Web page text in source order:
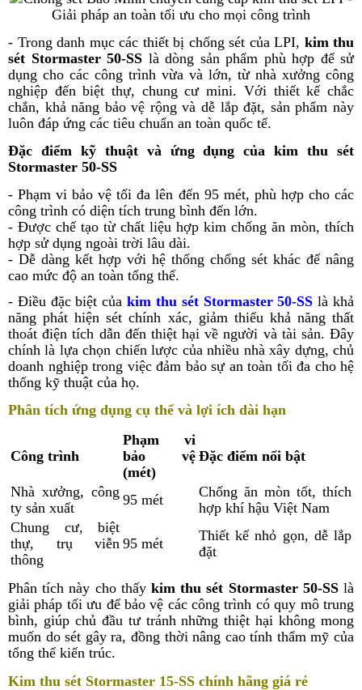
- Trong danh mục các thiết bị chống sét của LPI, kim thu
sét Stormaster 50-SS là dòng sản phẩm phù hợp để sử
dụng cho các công trình vừa và lớn, từ nhà xưởng công
nghiệp đến biệt thự, chung cư mini. Với thiết kế chắc
chắn, khả năng bảo vệ rộng và dễ lắp đặt, sản phẩm này
luôn đáp ứng các tiêu chuẩn an toàn quốc tế.
Đặc điểm kỹ thuật và ứng dụng củakim thu sét
Stormaster 50-SS
- Phạm vi bảo vệ tối đa lên đến 95 mét, phù hợp cho các
công trình có diện tích trung bình đến lớn.
- Được chế tạo từ chất liệu hợp kim chống ăn mòn, thích
hợp sử dụng ngoài trời lâu dài.
- Dễ dàng kết hợp với hệ thống chống sét khác để nâng
cao mức độ an toàn tổng thể.
- Điều đặc biệt củakim thu sét Stormaster 50-SS là khả
năng phát hiện sét chính xác, giảm thiểu khả năng thất
thoát điện tích dẫn đến thiệt hại về người và tài sản. Đây
chính là lựa chọn chiến lược của nhiều nhà xây dựng, chủ
doanh nghiệp trong việc đảm bảo sự an toàn tối đa cho hệ
thống kỹ thuật của họ.
Phân tích ứng dụng cụ thể và lợi ích dài hạn
Công trình
Phạm vi
bảo vệ
(mét)
Đặc điểm nổi bật
Nhà xưởng, công
ty sản xuất
95 mét
Chống ăn mòn tốt, thích
hợp khí hậu Việt Nam
Chung cư, biệt
thự, trụ viễn
thông
95 mét
Thiết kế nhỏ gọn, dễ lắp
đặt
Phân tích này cho thấy kim thu sét Stormaster 50-SSlà
giải pháp tối ưu để bảo vệ các công trình có quy mô trung
bình, giúp chủ đầu tư tránh những thiệt hại không mong
muốn do sét gây ra, đồng thời nâng cao tính thẩm mỹ của
tổng thể kiến trúc.
Kim thu sét Stormaster 15-SS chính hãng giá rẻ